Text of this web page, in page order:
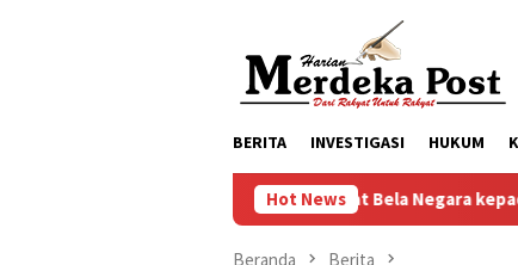
BERITA INVESTIGASI HUKUM
Hot News
Karakter dan Semangat Bela Negara kepada Siswa
Beranda Berita